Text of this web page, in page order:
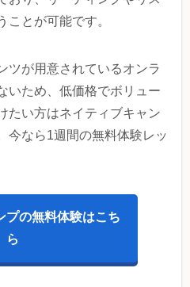
ことが可能です。
ツが用意されているオンラ
いため、低価格でボリュー
たい方はネイティブキャン
今なら1週間の無料体験レッ
プの無料体験はこち
ら